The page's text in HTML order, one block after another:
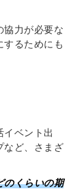
協力が必要な
するためにも
イベント出
など、さまざ
のくらいの期